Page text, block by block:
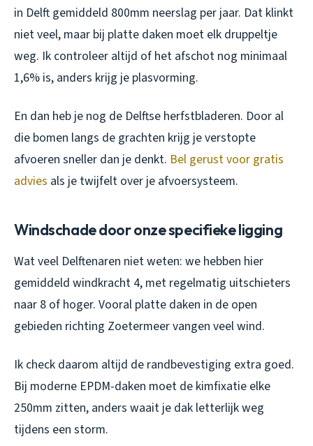
in Delft gemiddeld 800mm neerslag per jaar. Dat klinkt
niet veel, maar bij platte daken moet elk druppeltje
weg. Ik controleer altijd of het afschot nog minimaal
1,6% is, anders krijg je plasvorming.
En dan heb je nog de Delftse herfstbladeren. Door al
die bomen langs de grachten krijg je verstopte
afvoeren sneller dan je denkt. Bel gerust voor gratis
advies als je twijfelt over je afvoersysteem.
Windschade door onze specifieke ligging
Wat veel Delftenaren niet weten: we hebben hier
gemiddeld windkracht 4, met regelmatig uitschieters
naar 8 of hoger. Vooral platte daken in de open
gebieden richting Zoetermeer vangen veel wind.
Ik check daarom altijd de randbevestiging extra goed.
Bij moderne EPDM-daken moet de kimfixatie elke
250mm zitten, anders waait je dak letterlijk weg
tijdens een storm.